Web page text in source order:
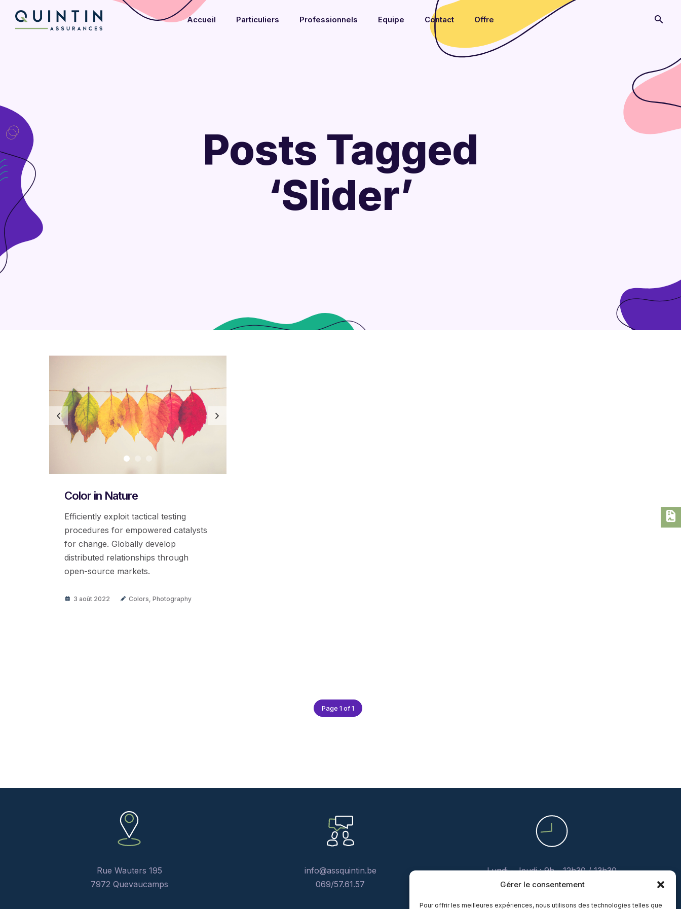
Gérer le consentement
Pour offrir les meilleures expériences, nous utilisons des technologies telles que
Accueil Particuliers Professionnels Equipe Contact Offre
Posts Tagged
‘Slider’
Color in Nature
Efficiently exploit tactical testing
procedures for empowered catalysts
for change. Globally develop
distributed relationships through
open-source markets.
3 août 2022 Colors Photography
Page 1 of 1
Rue Wauters 195
7972 Quevaucamps
info@assquintin.be
069/57.61.57
Lundi - Jeudi : 9h - 12h30 / 13h30
- 18h